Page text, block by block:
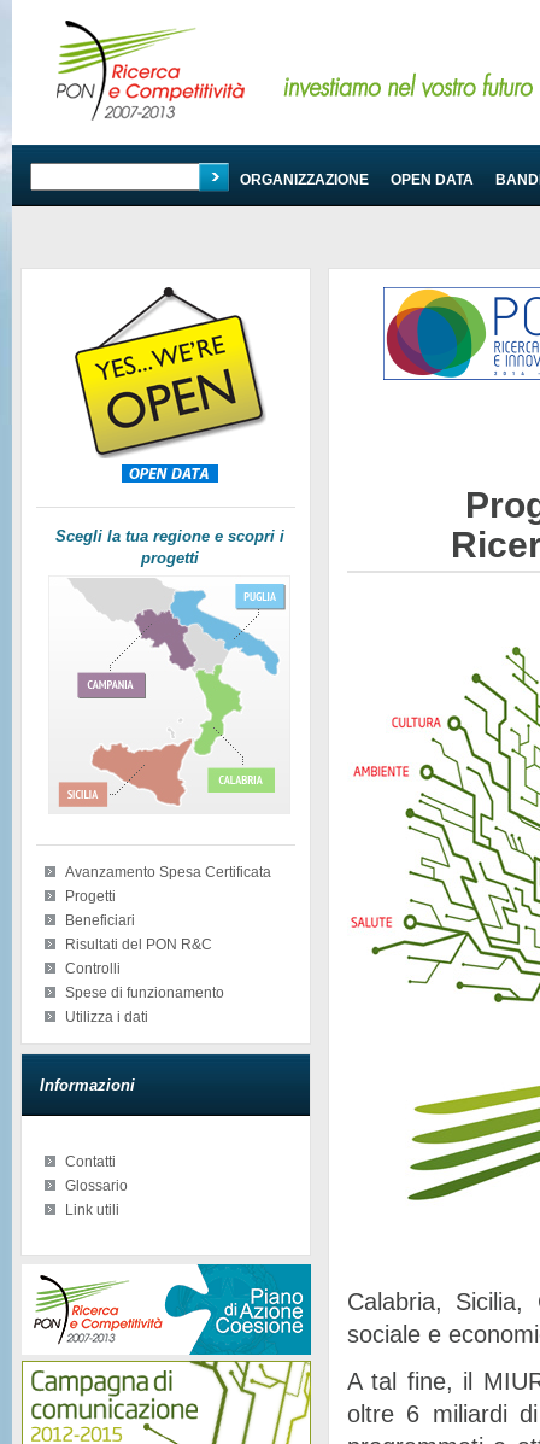
PROGRAMMA ORGANIZZAZIONE OPEN DATA
Scegli la tua regione e scopri i
progetti
Avanzamento Spesa Certificata
Progetti
Beneficiari
Risultati del PON R&C
Controlli
Spese di funzionamento
Utilizza i dati
Informazioni
Contatti
Glossario
Link utili
Calabria, Sicilia,
sociale e
A tal fine, il
oltre 6 miliardi